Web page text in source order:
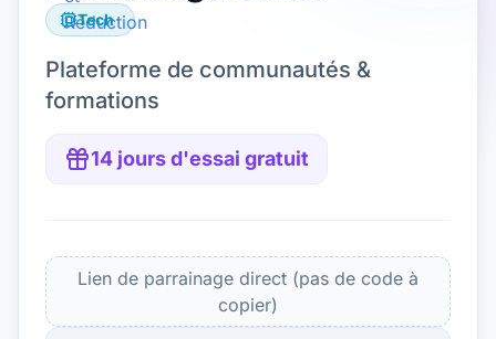
Tech
Plateforme de communautés &
formations
14 jours d'essai gratuit
Lien de parrainage direct (pas de code à
copier)